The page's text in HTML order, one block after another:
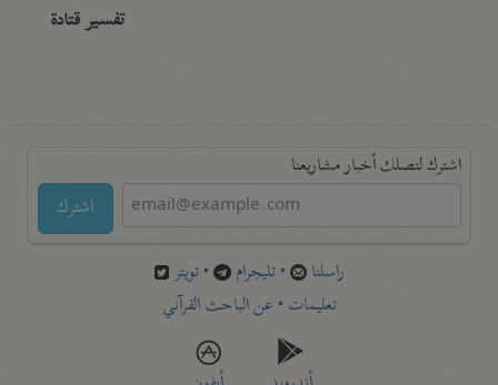
تفسير قتادة
اشترك لتصلك أخبار مشاريعنا
اشترك
راسلنا •تليجرام •تويتر
تعليمات •عن الباحث القرآني